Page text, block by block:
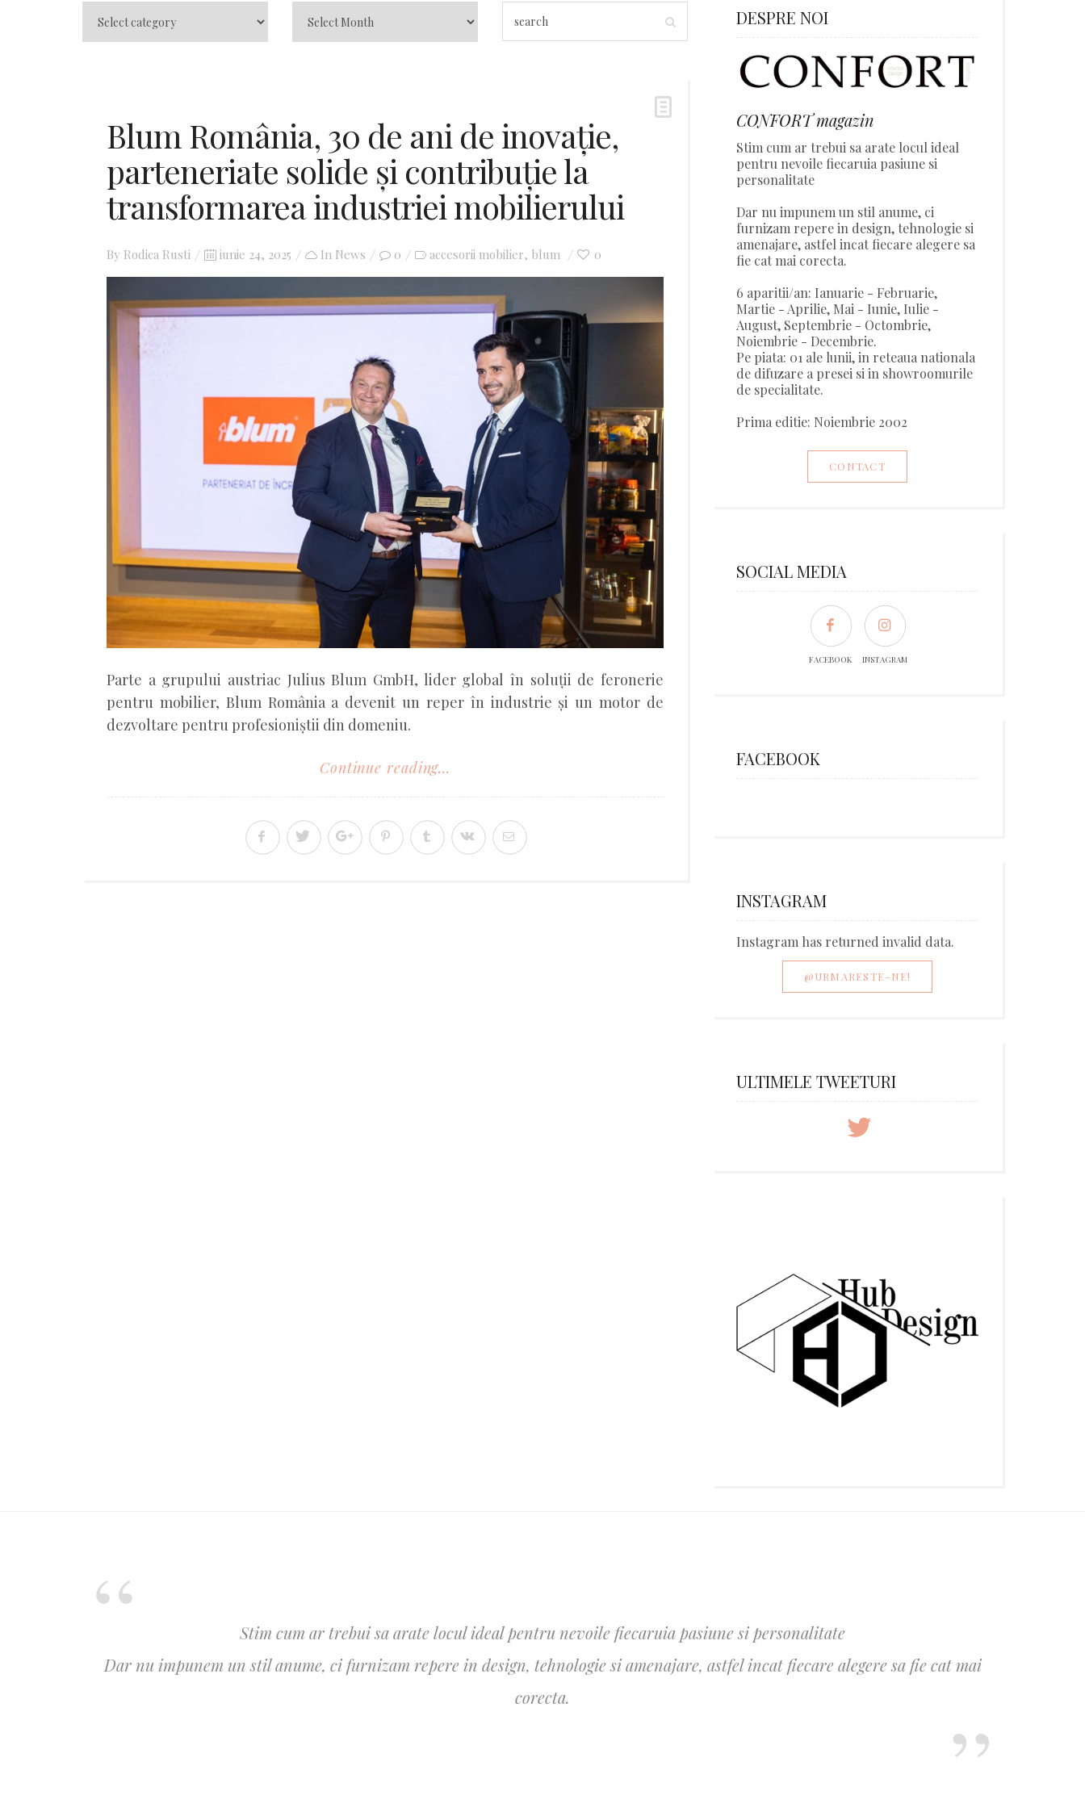
Blum România, 30 de ani de inovație,
parteneriate solide și contribuție la
transformarea industriei mobilierului
By Rodica Rusti
Posted
on
iunie 24, 2025 In News 0 accesorii mobilier, blum 0
Parte a grupului austriac Julius Blum GmbH, lider global în soluții de feronerie
pentru mobilier, Blum România a devenit un reper în industrie și un motor de
dezvoltare pentru profesioniștii din domeniu.
Continue reading...
DESPRE NOI
CONFORT magazin
Stim cum ar trebui sa arate locul ideal
pentru nevoile fiecaruia pasiune si
personalitate
Dar nu impunem un stil anume, ci
furnizam repere in design, tehnologie si
amenajare, astfel incat fiecare alegere sa
fie cat mai corecta.
6 aparitii/an: Ianuarie - Februarie,
Martie - Aprilie, Mai - Iunie, Iulie -
August, Septembrie - Octombrie,
Noiembrie - Decembrie.
Pe piata: 01 ale lunii, in reteaua nationala
de difuzare a presei si in showroomurile
de specialitate.
Prima editie: Noiembrie 2002
CONTACT
SOCIAL MEDIA
FACEBOOK INSTAGRAM
FACEBOOK
INSTAGRAM
Instagram has returned invalid data.
@URMARESTE-NE!
ULTIMELE TWEETURI
Stim cum ar trebui sa arate locul ideal pentru nevoile fiecaruia pasiune si personalitate
Dar nu impunem un stil anume, ci furnizam repere in design, tehnologie si amenajare, astfel incat fiecare alegere sa fie cat mai
corecta.